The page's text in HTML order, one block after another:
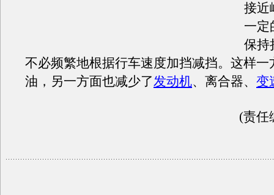
接近
一定
保持
不必频繁地根据行车速度加挡减挡。这样一
油，另一方面也减少了发动机、离合器、 变
(责任